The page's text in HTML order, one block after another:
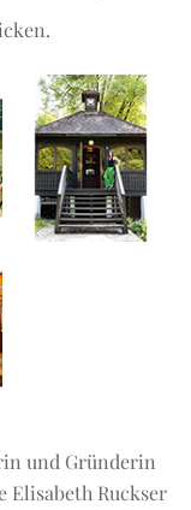
und Gründerin
Elisabeth Ruckser